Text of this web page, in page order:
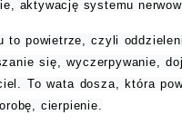
aktywację systemu
powietrze, czyli
się, wyczerpywanie,
To wata dosza, która
cierpienie.